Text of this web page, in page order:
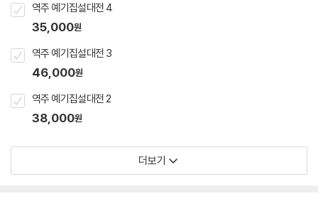
역주 예기집설대전 4
35,000원
역주 예기집설대전 3
46,000원
역주 예기집설대전 2
38,000원
더보기